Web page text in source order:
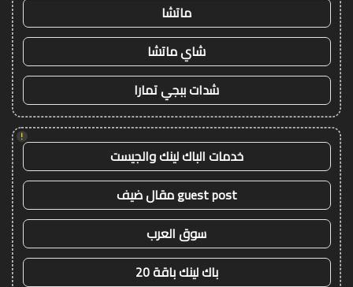
ماتشا
شاي ماتشا
شدات ببجي تمارا
!
خدمات الباك لينك والجيست
guest post مقال ضيف
سوق العرب
باك لينك باقة 20